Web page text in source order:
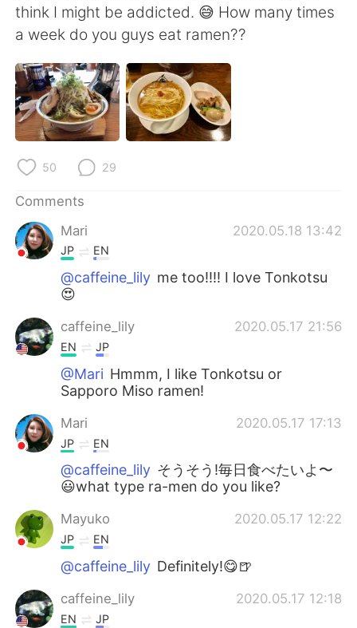
日本語 한국어
Русский ไทย
Indonesia Italiano
think I might be addicted. 😅 How many times
a week do you guys eat ramen??
50 29
Comments
Mari
2020.05.18 13:42
JP EN
@caffeine_lily me too!!!! I love Tonkotsu
😍
caffeine_lily 2020.05.17 21:56
EN JP
@Mari Hmmm, I like Tonkotsu or
Sapporo Miso ramen!
Mari 2020.05.17 17:13
JP EN
@caffeine_lily そうそう!毎日食べたいよ〜
😃what type ra-men do you like?
Mayuko 2020.05.17 12:22
JP EN
@caffeine_lily Definitely!😋🍺
caffeine_lily 2020.05.17 12:18
EN JP